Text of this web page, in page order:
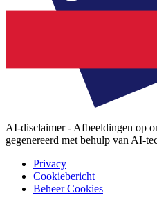
AI-disclaimer - Afbeeldingen op
gegenereerd met behulp van AI-
Privacy
Cookiebericht
Beheer Cookies